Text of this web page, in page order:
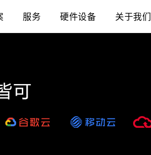
服务 硬件设备 关于我们